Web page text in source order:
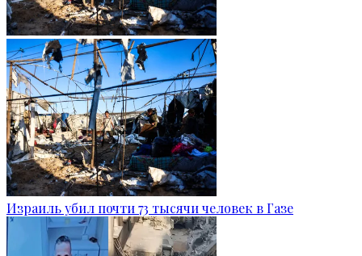
Израиль убил почти 73 тысячи человек в Газе